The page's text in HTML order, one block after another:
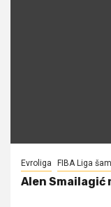
Evroliga FIBA Liga
Alen